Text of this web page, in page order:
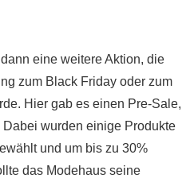
eine weitere Aktion, die
zum Black Friday oder zum
Hier gab es einen Pre-Sale,
wurden einige Produkte
und um bis zu 30%
das Modehaus seine